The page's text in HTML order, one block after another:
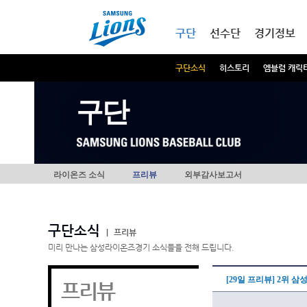
구단
구단소식 히스토리 엠블럼 캐릭
선수단 경기정보
구단
라이온즈 소식 프리뷰 외부감사보고서
구단소식
프리뷰
미리 만나는 삼성라이온즈경기 소식들을 전해 드립니다.
프리뷰 [29일 프리뷰] 2위 삼